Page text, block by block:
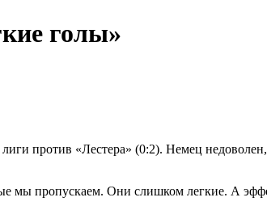
голы»
против «Лестера» (0:2). Немец
мы пропускаем. Они слишком легкие. А